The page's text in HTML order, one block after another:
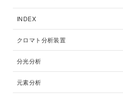
INDEX
クロマト分析装置
分光分析
元素分析